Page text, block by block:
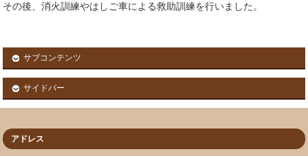
その後、消火訓練やはしご車による救助訓練を行いました。
サブコンテンツ
サイドバー
アドレス